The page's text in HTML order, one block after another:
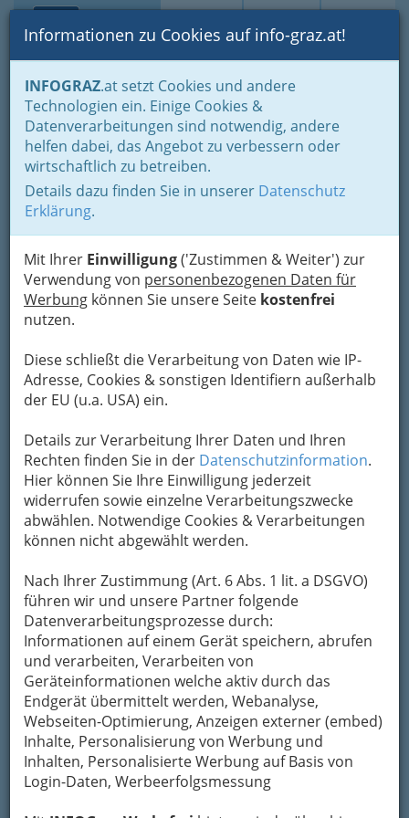
Suche Login Toggle
Informationen zu Cookies auf info-graz.at!
INFOGRAZ.at setzt Cookies und andere
Technologien ein. Einige Cookies &
Datenverarbeitungen sind notwendig, andere
helfen dabei, das Angebot zu verbessern oder
wirtschaftlich zu betreiben.
Details dazu finden Sie in unserer Datenschutz
Erklärung.
Mit Ihrer Einwilligung('Zustimmen & Weiter') zur
Verwendung von personenbezogenen Daten für
Werbung können Sie unsere Seite kostenfrei
nutzen.
Diese schließt die Verarbeitung von Daten wie IP-
Adresse, Cookies & sonstigen Identifiern außerhalb
der EU (u.a. USA) ein.
Details zur Verarbeitung Ihrer Daten und Ihren
Rechten finden Sie in der Datenschutzinformation.
Hier können Sie Ihre Einwilligung jederzeit
widerrufen sowie einzelne Verarbeitungszwecke
abwählen. Notwendige Cookies & Verarbeitungen
können nicht abgewählt werden.
Nach Ihrer Zustimmung (Art. 6 Abs. 1 lit. a DSGVO)
führen wir und unsere Partner folgende
Datenverarbeitungsprozesse durch:
Informationen auf einem Gerät speichern, abrufen
und verarbeiten, Verarbeiten von
Geräteinformationen welche aktiv durch das
Endgerät übermittelt werden, Webanalyse,
Webseiten-Optimierung, Anzeigen externer (embed)
Inhalte, Personalisierung von Werbung und
Inhalten, Personalisierte Werbung auf Basis von
Login-Daten, Werbeerfolgsmessung
Home Blogs Die Autoren / Autorinnen Heinz Rüdisser
In unserer Demokratur
seine Bürgerrechte
durchsetzen? Schafft nicht
jeder!
...dass uns die österreichischen Bankenüber
den Tisch ziehen und versuchen, uns die dabei
entstehendeReibung als Nestwärme zu
verkaufen
Protestschild, 28. September 2011;
„Niemand ist mehr Sklave, als der
sich für frei hält, ohne es zu sein.“
Goethe.
Ich nutze jede Gelegenheit, aufzuzeigen, dass
es in unserer Demokratur nicht (mehr?)
möglich ist, seine Bürgerrechte
durchzusetzen. Ich habe eine